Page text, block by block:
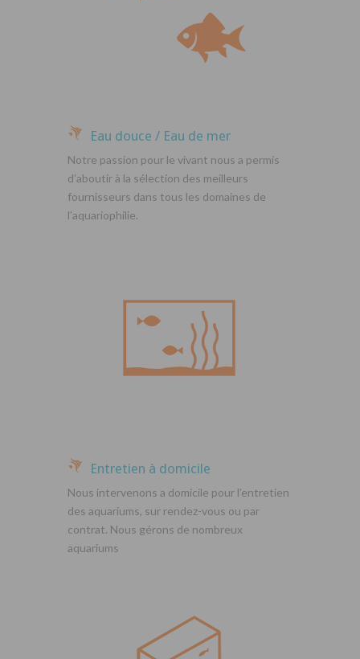
Eau douce / Eau de mer
Notre passion pour le vivant nous a permis
d’aboutir à la sélection des meilleurs
fournisseurs dans tous les domaines de
l’aquariophilie.
Entretien à domicile
Nous intervenons a domicile pour l’entretien
des aquariums, sur rendez-vous ou par
contrat. Nous gérons de nombreux
aquariums